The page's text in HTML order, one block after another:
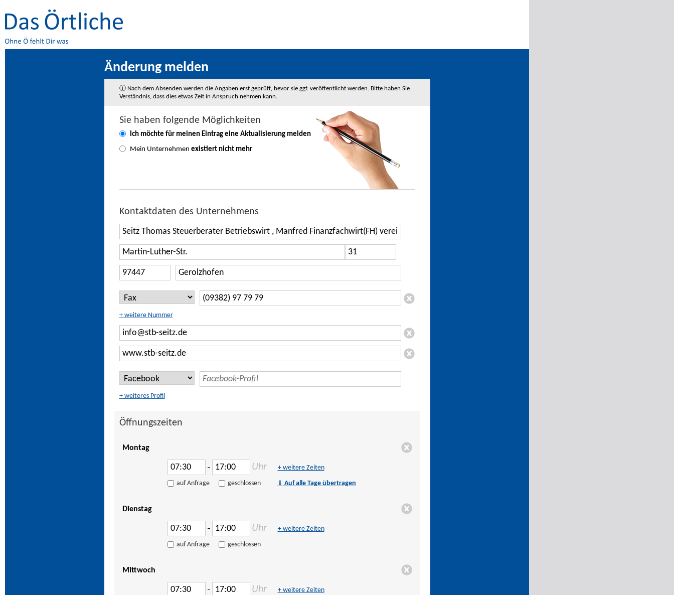
Änderung melden
ⓘ Nach dem Absenden werden die Angaben erst geprüft, bevor sie ggf. veröffentlicht werden. Bitte haben Sie
Verständnis, dass dies etwas Zeit in Anspruch nehmen kann.
Sie haben folgende Möglichkeiten
Ich möchte für meinen Eintrag eine Aktualisierungmelden
Mein Unternehmen existiert nicht mehr
Kontaktdaten des Unternehmens
+ weitere Nummer
+ weiteres Profil
Öffnungszeiten
Montag
– Uhr + weitere Zeiten
auf Anfrage geschlossen ⇓ Auf alle Tage übertragen
Dienstag
– Uhr + weitere Zeiten
auf Anfrage geschlossen
Mittwoch
– Uhr + weitere Zeiten